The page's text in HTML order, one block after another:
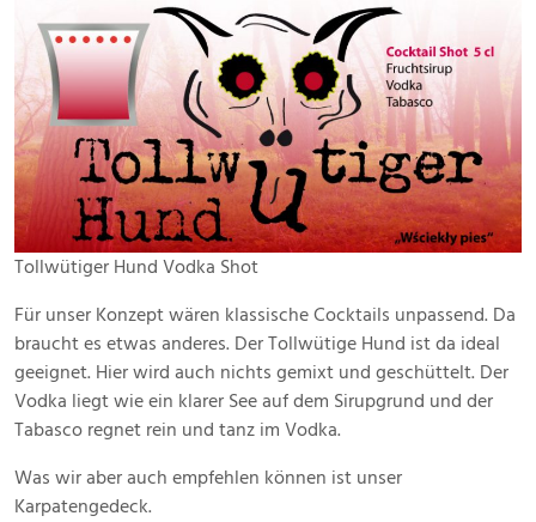
Tollwütiger Hund Vodka Shot
Für unser Konzept wären klassische Cocktails unpassend. Da
braucht es etwas anderes. Der Tollwütige Hund ist da ideal
geeignet. Hier wird auch nichts gemixt und geschüttelt. Der
Vodka liegt wie ein klarer See auf dem Sirupgrund und der
Tabasco regnet rein und tanz im Vodka.
Was wir aber auch empfehlen können ist unser
Karpatengedeck.